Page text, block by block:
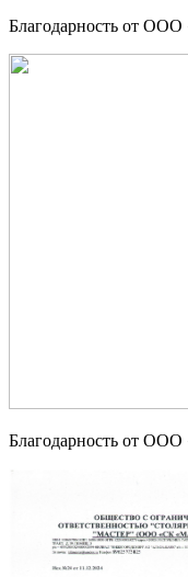
Благодарность от
Благодарность от